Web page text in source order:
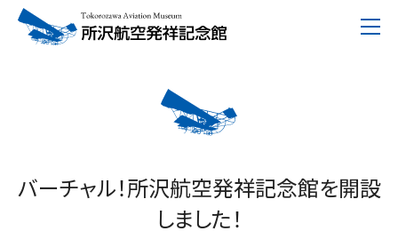
展示館1F
展示館2F
展示物情報閲覧システム
団体見学
バーチャル！所沢航空発祥記念館を開設
しました！